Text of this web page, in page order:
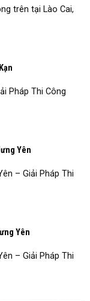
trên tại Lào Cai,
Pháp Thi Công
Yên
– Giải Pháp Thi
Yên
– Giải Pháp Thi